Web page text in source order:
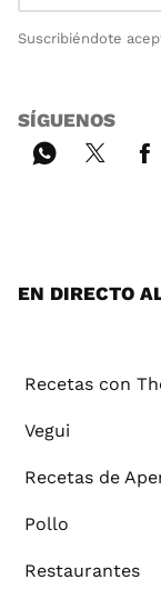
Suscribiéndote
SÍGUENOS
EN DIRECTO
Recetas con
Vegui
Recetas de
Pollo
Restaurantes